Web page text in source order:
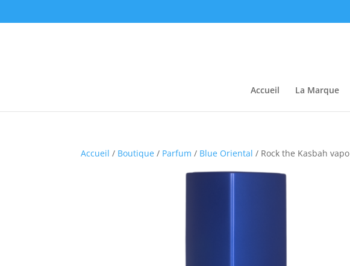
Accueil La Marque
Accueil / Boutique / Parfum / Blue Oriental / Rock the Kasbah vapo